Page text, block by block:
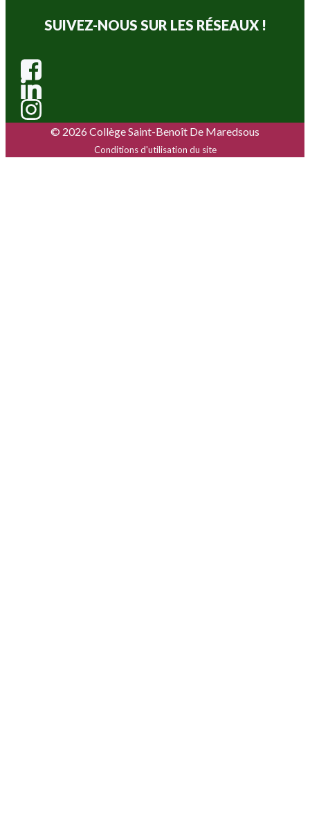
SUIVEZ-NOUS SUR LES RÉSEAUX !
© 2026 Collège Saint-Benoît De Maredsous
Conditions d'utilisation du site